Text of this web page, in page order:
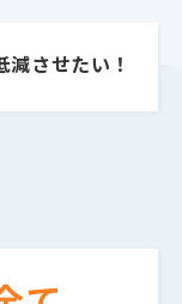
させたい！